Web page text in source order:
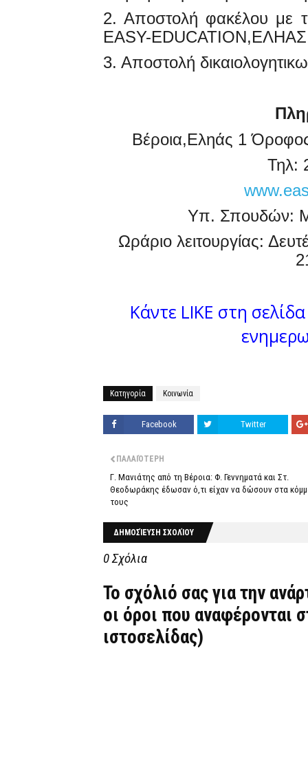
2. Αποστολή φακέλου με
EASY-
3. Αποστολή
Βέροια,Εληάς 1
Τηλ:
Υπ. Σπουδών:
Ωράριο λειτουργίας:
Κάντε LIKE στη
Κατηγορία Κοινωνία
Facebook Twitter
ΠΑΛΑΙΌΤΕΡΗ
Γ. Μανιάτης από τη Βέροια: Φ. Γεννηματά και Στ.
Θεοδωράκης έδωσαν ό,τι είχαν να δώσουν στα
τους
ΔΗΜΟΣΊΕΥΣΗ ΣΧΟΛΊΟΥ
0 Σχόλια
Το σχόλιό σας για την
οι όροι που αναφέρονται
ιστοσελίδας)